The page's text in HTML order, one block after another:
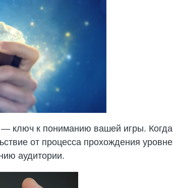
ключ к пониманию вашей игры. Когда
от процесса прохождения
аудитории.